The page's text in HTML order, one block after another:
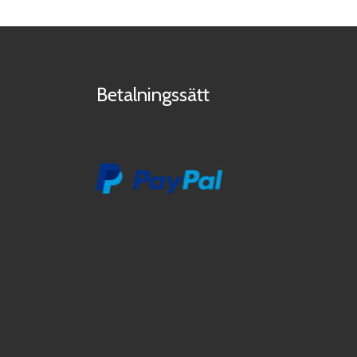
Betalningssätt